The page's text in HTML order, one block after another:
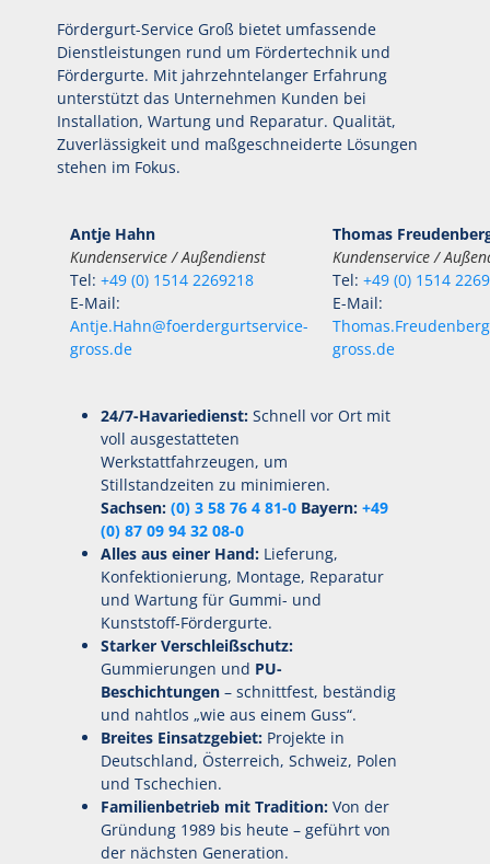
Fördergurt-Service Groß bietet umfassende
Dienstleistungen rund um Fördertechnik und
Fördergurte. Mit jahrzehntelanger Erfahrung
unterstützt das Unternehmen Kunden bei
Installation, Wartung und Reparatur. Qualität,
Zuverlässigkeit und maßgeschneiderte Lösungen
stehen im Fokus.
Antje Hahn
Kundenservice / Außendienst
Tel: +49 (0) 1514 2269218
E-Mail:
Antje.Hahn@foerdergurtservice-
gross.de
Thomas
Kundenservice /
Tel: +49 (0) 1514
E-Mail:
gross.de
24/7-Havariedienst:Schnell vor Ort mit
voll ausgestatteten
Werkstattfahrzeugen, um
Stillstandzeiten zu minimieren.
Sachsen: (0) 3 58 76 4 81-0 Bayern: +49
(0) 87 09 94 32 08-0
Alles aus einer Hand:Lieferung,
Konfektionierung, Montage, Reparatur
und Wartung für Gummi- und
Kunststoff-Fördergurte.
Starker Verschleißschutz:
Gummierungen und PU-
Beschichtungen– schnittfest, beständig
und nahtlos „wie aus einem Guss“.
Breites Einsatzgebiet:Projekte in
Deutschland, Österreich, Schweiz, Polen
und Tschechien.
Familienbetrieb mit Tradition:Von der
Gründung 1989 bis heute – geführt von
der nächsten Generation.